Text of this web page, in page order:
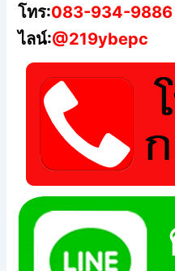
โทร:083-934-9886
ไลน์:@219ybepc